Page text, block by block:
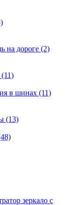
на дороге (2)
(11)
в шинах (11)
(13)
зеркало с